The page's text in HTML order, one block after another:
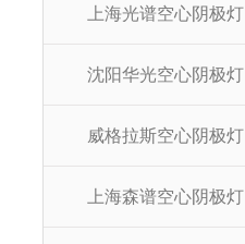
上海光谱空心阴极灯
沈阳华光空心阴极灯
威格拉斯空心阴极灯
上海森谱空心阴极灯